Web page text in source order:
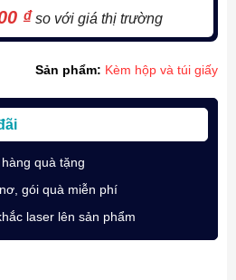
₫so với giá thị trường
Sản phẩm: Kèm hộp và túi giấy
quà tặng
gói quà miễn phí
laser lên sản phẩm
Solitaire Martelé Silver Le